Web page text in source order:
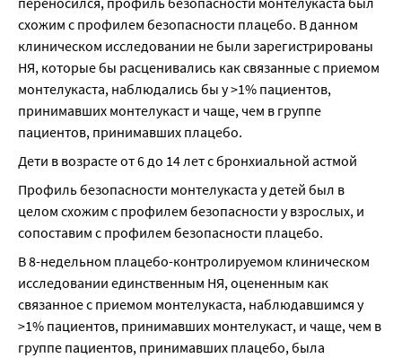
схожим с профилем безопасности плацебо. В данном
клиническом исследовании не были зарегистрированы
НЯ, которые бы расценивались как связанные с приемом
монтелукаста, наблюдались бы у >1% пациентов,
принимавших монтелукаст и чаще, чем в группе
пациентов, принимавших плацебо.
Дети в возрасте от 6 до 14 лет с бронхиальной астмой
Профиль безопасности монтелукаста у детей был в
целом схожим с профилем безопасности у взрослых, и
сопоставим с профилем безопасности плацебо.
В 8-недельном плацебо-контролируемом клиническом
исследовании единственным НЯ, оцененным как
связанное с приемом монтелукаста, наблюдавшимся у
>1% пациентов, принимавших монтелукаст, и чаще, чем в
группе пациентов, принимавших плацебо, была